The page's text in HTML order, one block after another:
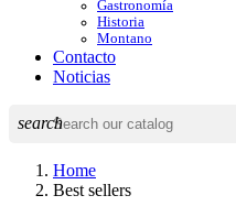
Gastronomía
Historia
Montano
Contacto
Noticias
search
Home
Best sellers